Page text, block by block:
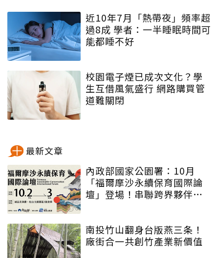
近10年7月「熱帶夜」頻率超
過8成 學者：一半睡眠時間可
能都睡不好
校園電子煙已成次文化？學
生互借風氣盛行 網路購買管
道難關閉
最新文章
內政部國家公園署：10月
「福爾摩沙永續保育國際論
壇」登場！串聯跨界夥伴與
南投竹山翻身台版燕三条！
廠街合一共創竹產業新價值